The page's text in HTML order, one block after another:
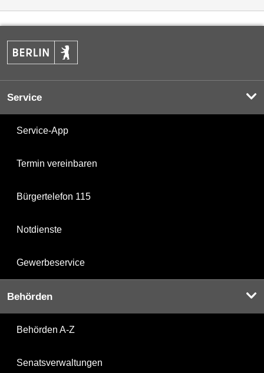
Service
Service-App
Termin vereinbaren
Bürgertelefon 115
Notdienste
Gewerbeservice
Behörden
Behörden A-Z
Senatsverwaltungen